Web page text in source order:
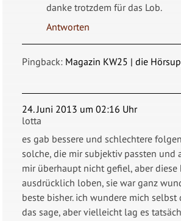
danke trotzdem für das Lob.
Antworten
Pingback: Magazin KW25 | die
24. Juni 2013 um 02:16 Uhr
lotta
es gab bessere und schlechtere
solche, die mir subjektiv passten und
mir überhaupt nicht gefiel, aber diese
ausdrücklich loben, sie war ganz
beste bisher. ich wundere mich selbst
das sage, aber vielleicht lag es